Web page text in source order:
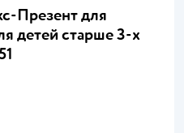
Презент для
детей старше 3-х